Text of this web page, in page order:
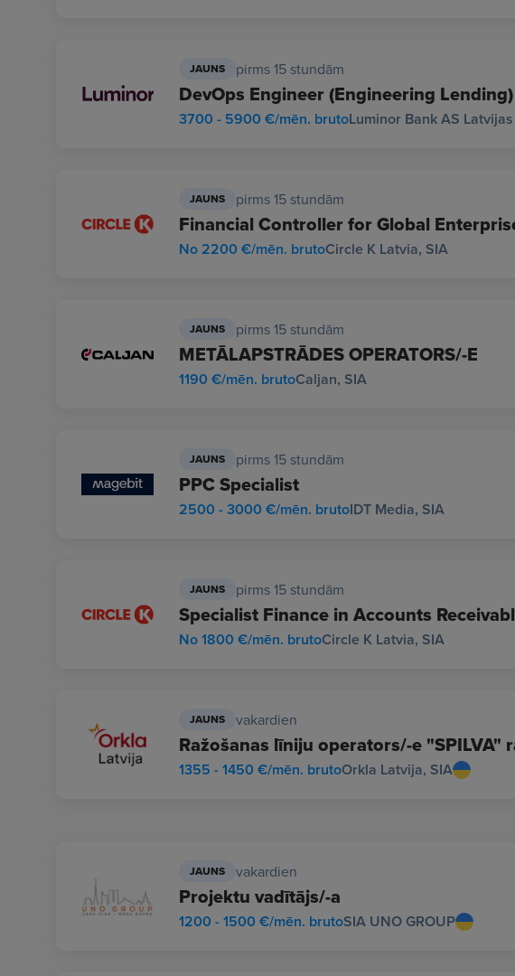
JAUNS pirms 15 stundām
DevOps Engineer (Engineering Lending)
Luminor Bank AS
3700 - 5900 €/mēn. bruto
JAUNS pirms 15 stundām
Financial Controller for Global
Circle K Latvia, SIA
No 2200 €/mēn. bruto
JAUNS pirms 15 stundām
METĀLAPSTRĀDES OPERATORS/-E
Caljan, SIA
1190 €/mēn. bruto
JAUNS pirms 15 stundām
PPC Specialist
IDT Media, SIA
2500 - 3000 €/mēn. bruto
JAUNS pirms 15 stundām
Specialist Finance in Accounts
Circle K Latvia, SIA
No 1800 €/mēn. bruto
JAUNS vakardien
Ražošanas līniju operators/-e "SPILVA"
Orkla Latvija, SIA
1355 - 1450 €/mēn. bruto
JAUNS vakardien
Projektu vadītājs/-a
SIA UNO GROUP
1200 - 1500 €/mēn. bruto